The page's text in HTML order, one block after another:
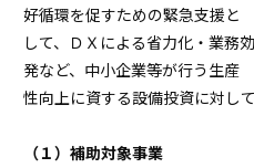
好循環を促すための緊急支援と
して、ＤＸによる省力化・業務
発など、中小企業等が行う生産
性向上に資する設備投資に対し
（１）補助対象事業